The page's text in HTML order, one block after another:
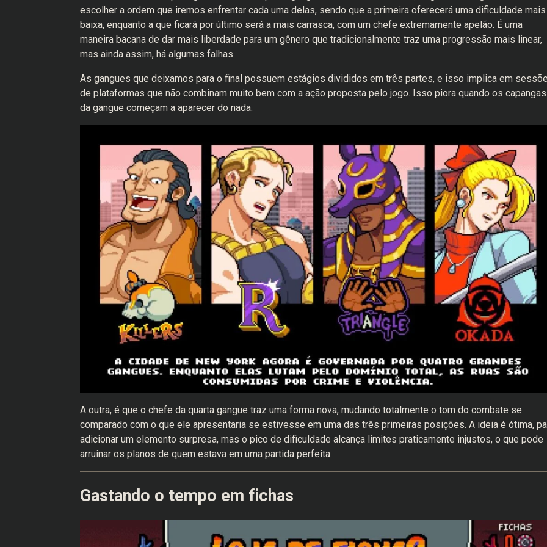
escolher a ordem que iremos enfrentar cada uma delas, sendo que a primeira oferecerá uma dificuldade mais
baixa, enquanto a que ficará por último será a mais carrasca, com um chefe extremamente apelão. É uma
maneira bacana de dar mais liberdade para um gênero que tradicionalmente traz uma progressão mais linear,
mas ainda assim, há algumas falhas.
As gangues que deixamos para o final possuem estágios divididos em três partes, e isso implica em
de plataformas que não combinam muito bem com a ação proposta pelo jogo. Isso piora quando os capangas
da gangue começam a aparecer do nada.
A outra, é que o chefe da quarta gangue traz uma forma nova, mudando totalmente o tom do combate se
comparado com o que ele apresentaria se estivesse em uma das três primeiras posições. A ideia é ótima,
adicionar um elemento surpresa, mas o pico de dificuldade alcança limites praticamente injustos, o que pode
arruinar os planos de quem estava em uma partida perfeita.
Gastando o tempo em fichas